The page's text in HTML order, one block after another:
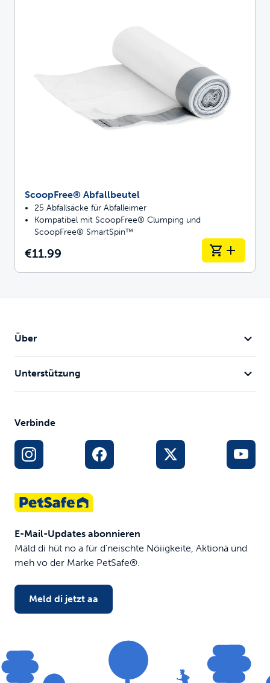
ScoopFree® Abfallbeutel
25 Abfallsäcke für Abfalleimer
Kompatibel mit ScoopFree® Clumping und
ScoopFree® SmartSpin™
€11.99
Über
Unterstützung
Verbinde
E-Mail-Updates abonnieren
Mäld di hüt no a für d'neischte Nöiigkeite, Aktionä und
meh vo der Marke PetSafe®.
Meld di jetzt aa